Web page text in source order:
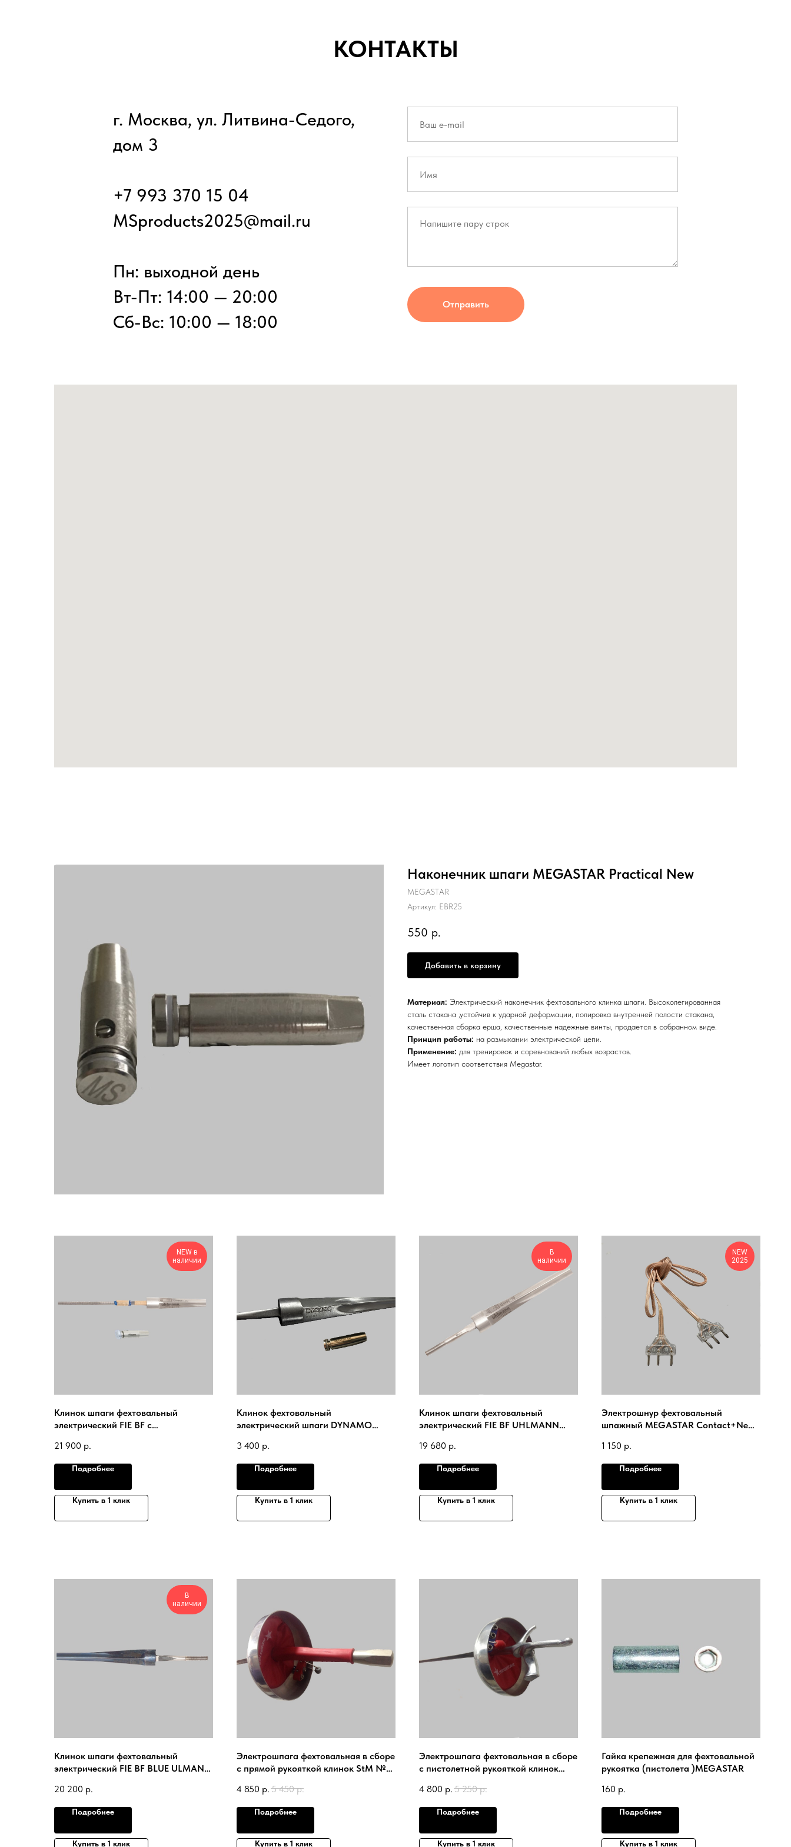
КОНТАКТЫ
г. Москва, ул. Литвина-Седого,
дом 3
+7 993 370 15 04
MSproducts2025@mail.ru
Пн: выходной день
Вт-Пт: 14:00 — 20:00
Сб-Вс: 10:00 — 18:00
Отправить
Наконечник шпаги MEGASTAR Practical New
MEGASTAR
Артикул: EBR25
550 р.
Добавить в корзину
Материал: Электрический наконечник фехтовального клинка шпаги. Высоколегированная
сталь стакана ,устойчив к ударной деформации, полировка внутренней полости стакана,
качественная сборка ерша, качественные надежные винты, продается в собранном виде.
Принцип работы: на размыкании электрической цепи.
Применение: для тренировок и соревнований любых возрастов.
Имеет логотип соответствия Megastar.
NEW в
наличии
Клинок шпаги фехтовальный
электрический FIE BF c
21 900 р.
Подробнее
Купить в 1 клик
Клинок фехтовальный
электрический шпаги DYNAMO
FIE Gudet 2020.1 Super
3 400 р.
Подробнее
Купить в 1 клик
В
наличии
Клинок шпаги фехтовальный
электрический FIE BF UHLMANN
19 680 р.
Подробнее
Купить в 1 клик
NEW
2025
Электрошнур фехтовальный
шпажный MEGASTAR Contact+New
1 150 р.
Подробнее
Купить в 1 клик
В
наличии
Клинок шпаги фехтовальный
электрический FIE BF BLUE ULMANN
20 200 р.
Подробнее
Купить в 1 клик
Электрошпага фехтовальная в сборе
с прямой рукояткой клинок StM №0-
4 850 р. 5 450 р.
Подробнее
Купить в 1 клик
Электрошпага фехтовальная в сборе
с пистолетной рукояткой клинок
MEGASTAR
4 800 р. 5 250 р.
Подробнее
Купить в 1 клик
Гайка крепежная для фехтовальной
рукоятка (пистолета )MEGASTAR
160 р.
Подробнее
Купить в 1 клик